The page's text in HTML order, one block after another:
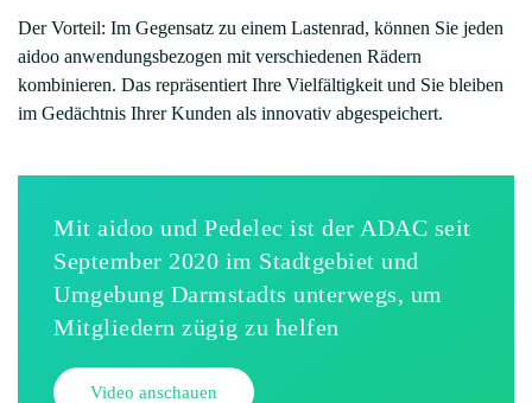
Der Vorteil: Im Gegensatz zu einem Lastenrad, können Sie jeden
aidoo anwendungsbezogen mit verschiedenen Rädern
kombinieren. Das repräsentiert Ihre Vielfältigkeit und Sie bleiben
im Gedächtnis Ihrer Kunden als innovativ abgespeichert.
Mit aidoo und Pedelec ist der ADAC seit
September 2020 im Stadtgebiet und
Umgebung Darmstadts unterwegs, um
Mitgliedern zügig zu helfen
Video anschauen